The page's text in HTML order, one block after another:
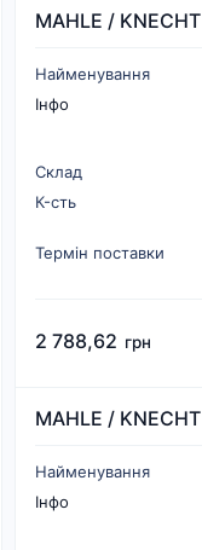
MAHLE / KNECHT
Найменування
Інфо
Склад
К-cть
Термін поставки
2 788,62 грн
MAHLE / KNECHT
Найменування
Інфо